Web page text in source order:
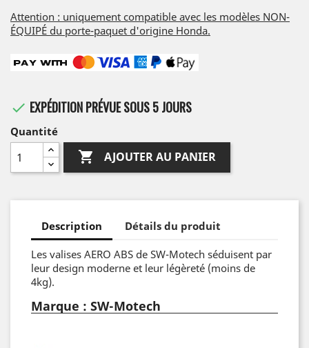
Attention : uniquement compatible avec les modèles NON-
ÉQUIPÉ du porte-paquet d'origine Honda.
 EXPÉDITION PRÉVUE SOUS 5 JOURS
Quantité
 AJOUTER AU PANIER
Description Détails du produit
Les valises AERO ABS de SW-Motech séduisent par
leur design moderne et leur légèreté (moins de
4kg).
Marque : SW-Motech